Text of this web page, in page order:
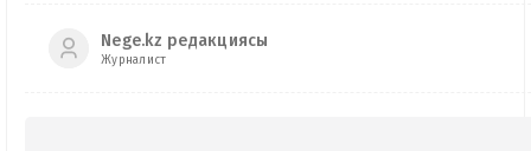
Nege.kz редакциясы
Журналист